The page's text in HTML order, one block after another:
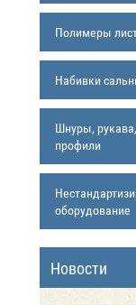
Полимеры
Набивки
Шнуры,
профили
оборудование
Новости